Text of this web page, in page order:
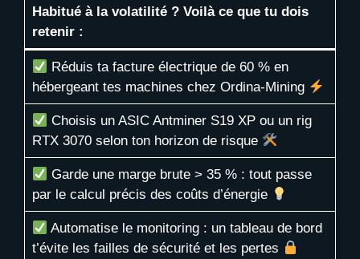
Habitué à la volatilité ? Voilà ce que tu dois
retenir :
Réduis ta facture électrique de 60 % en
hébergeant tes machines chez Ordina-Mining
Choisis un ASIC Antminer S19 XP ou un rig
RTX 3070 selon ton horizon de risque
Garde une marge brute > 35 % : tout passe
par le calcul précis des coûts d’énergie
Automatise le monitoring : un tableau de bord
t’évite les failles de sécurité et les pertes